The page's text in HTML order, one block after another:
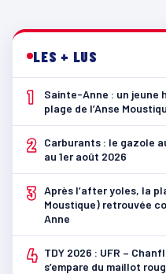
LES + LUS
1
Sainte-Anne : un jeune
plage de l’Anse
2
Carburants : le gazole
au 1er août 2026
3 Après l’after yoles, la
Moustique) retrouvée
Anne
4 TDY 2026 : UFR –
s’empare du maillot